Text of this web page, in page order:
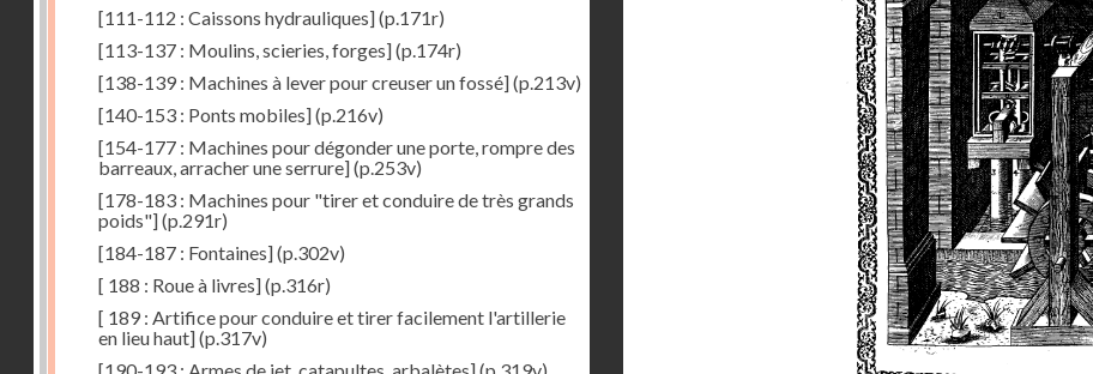
[111-112 : Caissons hydrauliques](p.171r)
[113-137 : Moulins, scieries, forges](p.174r)
[138-139 : Machines à lever pour creuser un fossé](p.213v)
[140-153 : Ponts mobiles](p.216v)
[154-177 : Machines pour dégonder une porte, rompre des
barreaux, arracher une serrure](p.253v)
[178-183 : Machines pour "tirer et conduire de très grands
poids"](p.291r)
[184-187 : Fontaines](p.302v)
[ 188 : Roue à livres](p.316r)
[ 189 : Artifice pour conduire et tirer facilement l'artillerie
en lieu haut](p.317v)